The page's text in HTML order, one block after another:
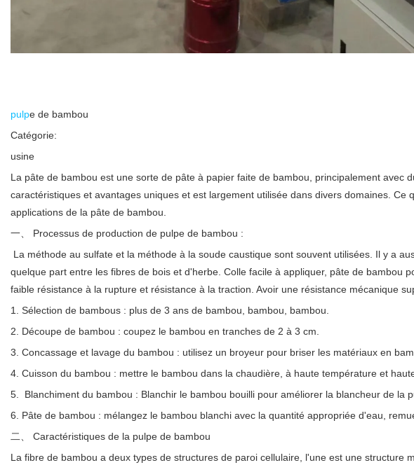
pulpe de bambou
Catégorie:
usine
La pâte de bambou est une sorte de pâte à papier faite de bambou, principalement
caractéristiques et avantages uniques et est largement utilisée dans divers domaines.
applications de la pâte de bambou.
一、 Processus de production de pulpe de bambou :
La méthode au sulfate et la méthode à la soude caustique sont souvent utilisées. Il y a
quelque part entre les fibres de bois et d'herbe. Colle facile à appliquer, pâte de bambou
faible résistance à la rupture et résistance à la traction. Avoir une résistance mécanique
1. Sélection de bambous : plus de 3 ans de bambou, bambou, bambou.
2. Découpe de bambou : coupez le bambou en tranches de 2 à 3 cm.
3. Concassage et lavage du bambou : utilisez un broyeur pour briser les matériaux en
4. Cuisson du bambou : mettre le bambou dans la chaudière, à haute température et
5. Blanchiment du bambou : Blanchir le bambou bouilli pour améliorer la blancheur de la
6. Pâte de bambou : mélangez le bambou blanchi avec la quantité appropriée d'eau,
二、 Caractéristiques de la pulpe de bambou
La fibre de bambou a deux types de structures de paroi cellulaire, l'une est une